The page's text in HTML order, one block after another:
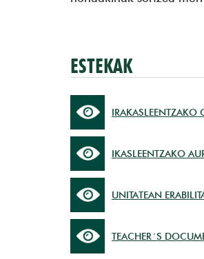
ESTEKAK
IRAKASLEENTZAKO
IKASLEENTZAKO
UNITATEAN
TEACHER´S